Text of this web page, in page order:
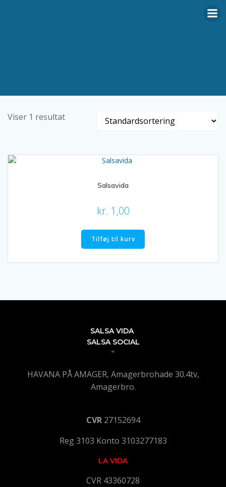
Viser 1 resultat
Salsavida
kr. 1,00
Tilføj til kurv
SALSA VIDA
SALSA SOCIAL
"
HAVANA PÅ AMAGER, Amagerbrohade 30.4tv,
Amagerbro.
CVR 27152694
Reg 3103 Konto 3103277183
LA VIDA
CVR 43360728